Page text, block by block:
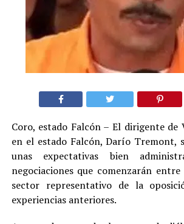
Coro, estado Falcón – El dirigente de
en el estado Falcón, Darío Tremont,
unas expectativas bien
negociaciones que comenzarán
sector representativo de la
experiencias anteriores.